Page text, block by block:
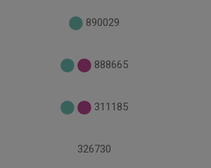
890029
888665
311185
326730